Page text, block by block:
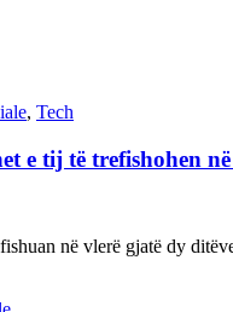
, Tech
e tij të trefishohen
në vlerë gjatë dy